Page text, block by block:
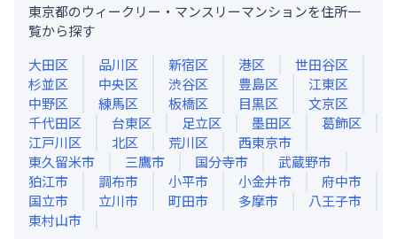
東京都のウィークリー・マンスリーマンションを住所一
覧から探す
大田区
品川区 新宿区 港区
世田谷区
杉並区
中央区 渋谷区 豊島区
江東区
中野区
練馬区 板橋区 目黒区
文京区
千代田区
台東区 足立区 墨田区
葛飾区
江戸川区
北区 荒川区
西東京市
東久留米市
三鷹市 国分寺市
武蔵野市
狛江市
調布市 小平市 小金井市
府中市
国立市
立川市 町田市 多摩市
八王子市
東村山市